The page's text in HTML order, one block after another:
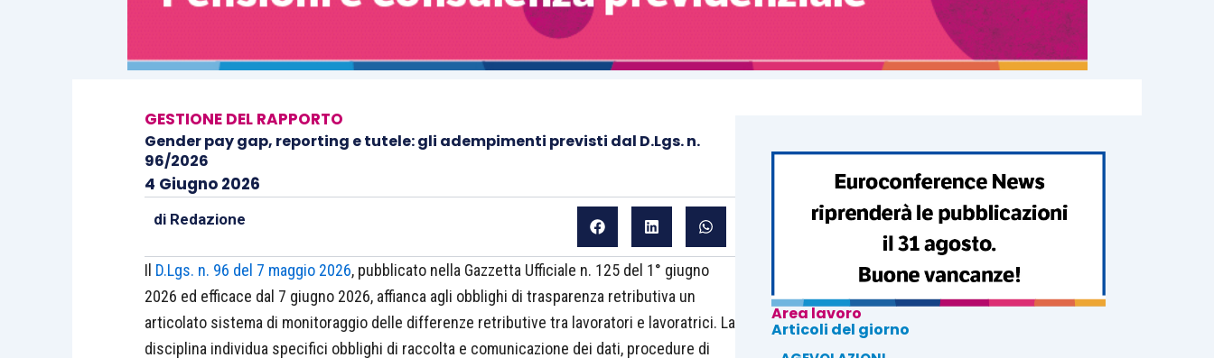
GESTIONE DEL RAPPORTO
Gender pay gap, reporting e tutele: gli adempimenti previsti dal D.Lgs. n.
96/2026
4 Giugno 2026
di Redazione
Il D.Lgs. n. 96 del 7 maggio 2026, pubblicato nella Gazzetta Ufficiale n. 125 del 1° giugno
2026 ed efficace dal 7 giugno 2026, affianca agli obblighi di trasparenza retributiva un
articolato sistema di monitoraggio delle differenze retributive tra lavoratori e lavoratrici. La
disciplina individua specifici obblighi di raccolta e comunicazione dei dati, procedure di
Area lavoro
Articoli del giorno